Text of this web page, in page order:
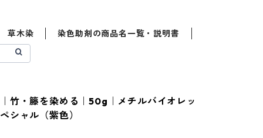
草木染
染色助剤の商品名一覧・説明書
竹・籐を染める｜50g｜メチルバイオレッ
シャル（紫色）